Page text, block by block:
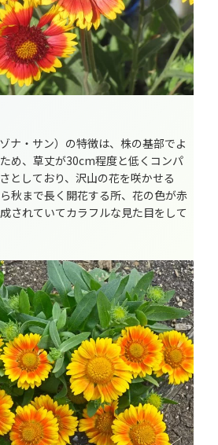
ナ・サン）の特徴は、株の基部でよ
め、草丈が30cm程度と低くコンパ
としており、沢山の花を咲かせる
秋まで長く開花する所、花の色が赤
されていてカラフルな見た目をして